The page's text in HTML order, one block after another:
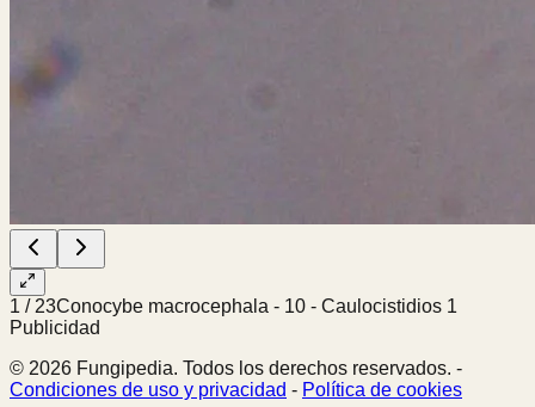
1 / 23Conocybe macrocephala - 10 - Caulocistidios 1
Publicidad
© 2026 Fungipedia. Todos los derechos reservados. -
Condiciones de uso y privacidad - Política de cookies